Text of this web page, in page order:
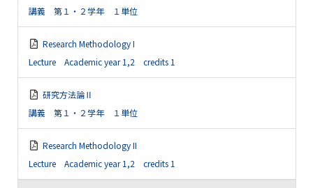
講義 第１・２学年 １単位
Research Methodology I
Lecture Academic year 1,2 credits 1
研究方法論Ⅱ
講義 第１・２学年 １単位
Research Methodology II
Lecture Academic year 1,2 credits 1